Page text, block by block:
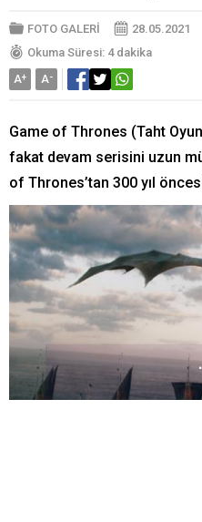
FOTO GALERİ 28.05.2021
Okuma Süresi: 4 dakika
A+ A-
Game of Thrones (Taht
fakat devam serisini uzun
of Thrones’tan 300 yıl